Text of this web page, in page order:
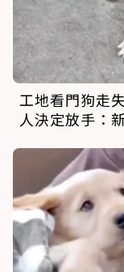
工地看門狗走
人決定放手：